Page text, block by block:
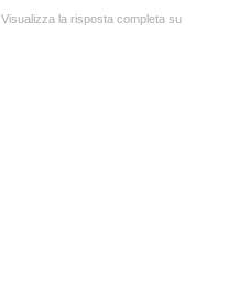
Visualizza la risposta completa su